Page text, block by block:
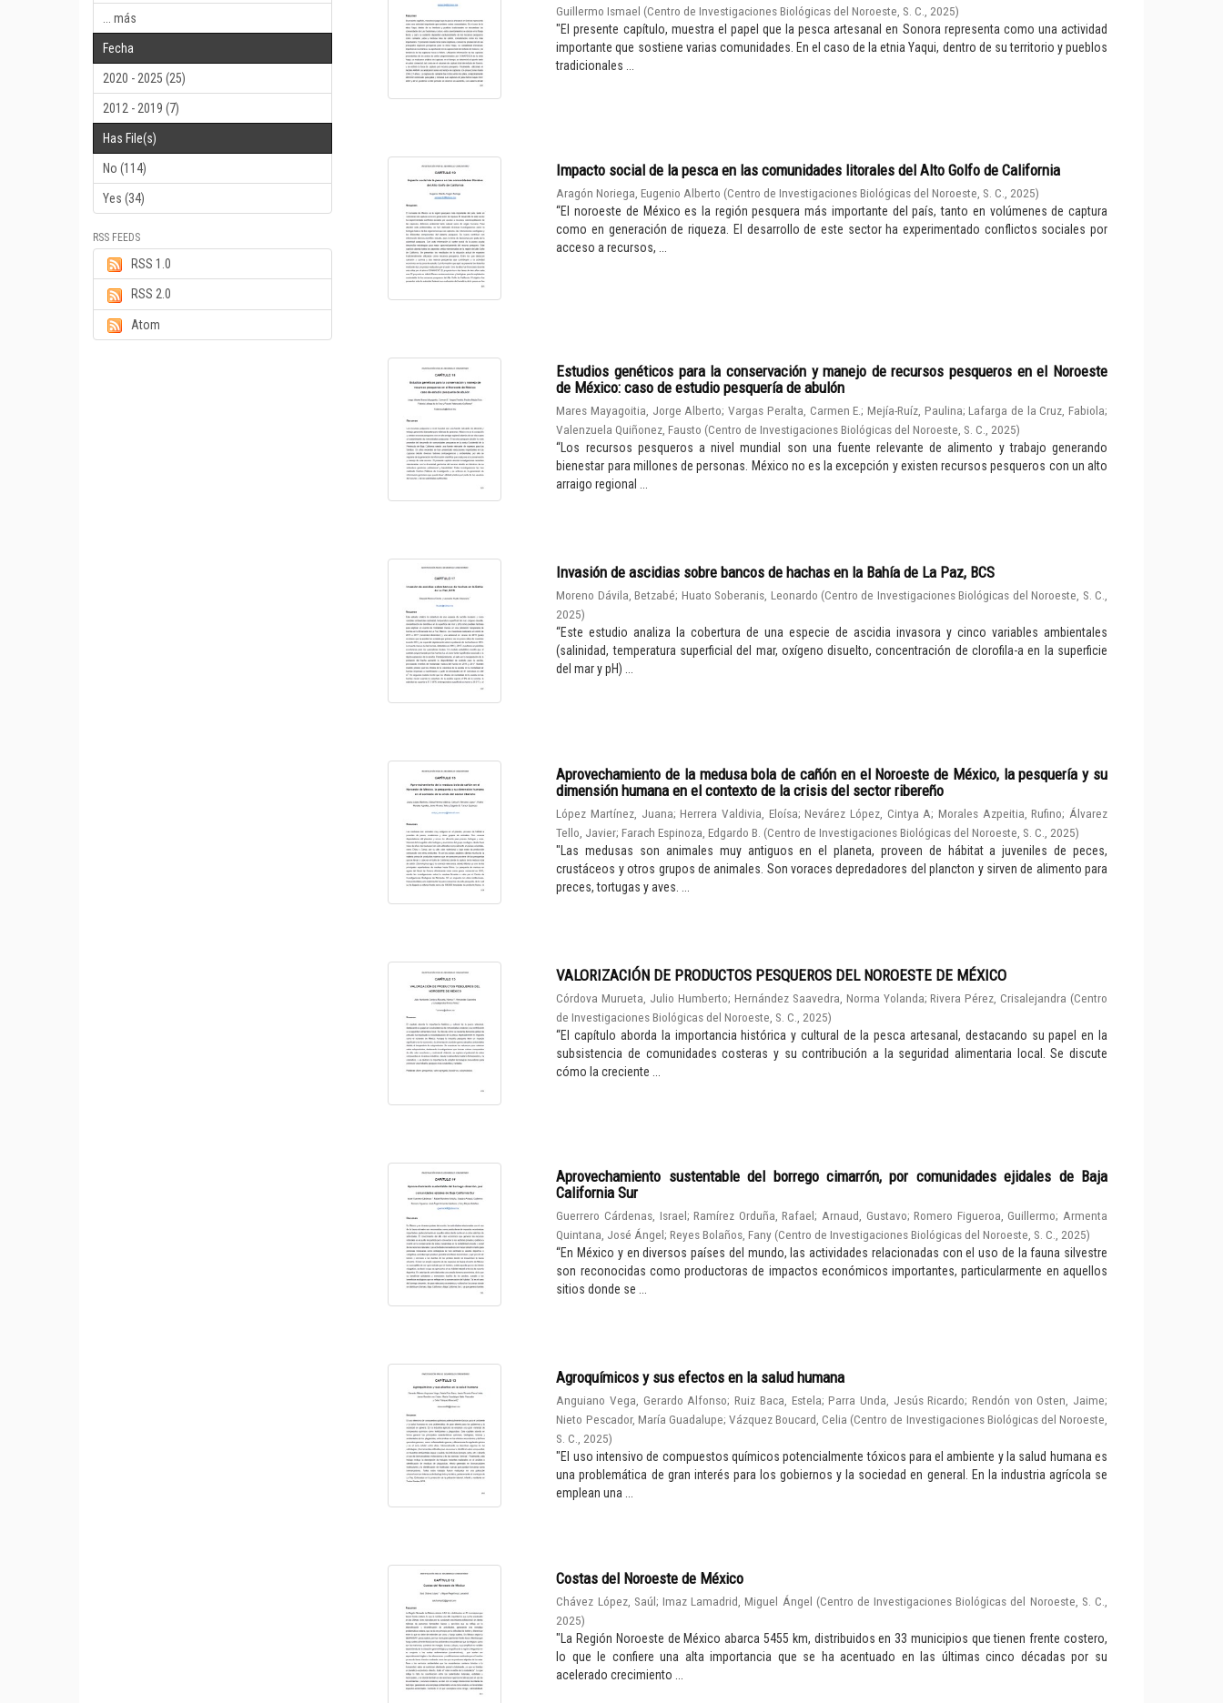
... más
Fecha
2020 - 2025 (25)
2012 - 2019 (7)
Has File(s)
No (114)
Yes (34)
RSS FEEDS
RSS 1.0
RSS 2.0
Atom
Guillermo Ismael (Centro de Investigaciones Biológicas del Noroeste, S. C. 2025)
"El presente capítulo, muestra el papel que la pesca artesanal en Sonora representa como una actividad
importante que sostiene varias comunidades. En el caso de la etnia Yaqui, dentro de su territorio y pueblos
tradicionales ...
Impacto social de la pesca en las comunidades litorales del Alto Golfo de California
Aragón Noriega, Eugenio Alberto (Centro de Investigaciones Biológicas del Noroeste, S. C. 2025)
“El noroeste de México es la región pesquera más importante del país, tanto en volúmenes de captura
como en generación de riqueza. El desarrollo de este sector ha experimentado conflictos sociales por
acceso a recursos, ...
Estudios genéticos para la conservación y manejo de recursos pesqueros en el Noroeste
de México: caso de estudio pesquería de abulón
Mares Mayagoitia, Jorge Alberto;Vargas Peralta, Carmen E.; Mejía-Ruíz, Paulina;Lafarga de la Cruz, Fabiola;
Valenzuela Quiñonez, Fausto (Centro de Investigaciones Biológicas del Noroeste, S. C., 2025)
“Los recursos pesqueros a nivel mundial son una fuente relevante de alimento y trabajo generando
bienestar para millones de personas. México no es la excepción y existen recursos pesqueros con un alto
arraigo regional ...
Invasión de ascidias sobre bancos de hachas en la Bahía de La Paz, BCS
Moreno Dávila, Betzabé; Huato Soberanis, Leonardo (Centro de Investigaciones Biológicas del Noroeste, S. C.,
2025)
“Este estudio analiza la cobertura de una especie de ascidia invasora y cinco variables ambientales
(salinidad, temperatura superficial del mar, oxígeno disuelto, concentración de clorofila-a en la superficie
del mar y pH) ...
Aprovechamiento de la medusa bola de cañón en el Noroeste de México, la pesquería y su
dimensión humana en el contexto de la crisis del sector ribereño
López Martínez, Juana;Herrera Valdivia, Eloísa;Nevárez López, Cintya A;Morales Azpeitia, Rufino; Álvarez
Tello, Javier;Farach Espinoza, Edgardo B. (Centro de Investigaciones Biológicas del Noroeste, S. C. 2025)
"Las medusas son animales muy antiguos en el planeta, proveen de hábitat a juveniles de peces,
crustáceos y otros grupos de animales. Son voraces depredadores del plancton y sirven de alimento para
preces, tortugas y aves. ...
VALORIZACIÓN DE PRODUCTOS PESQUEROS DEL NOROESTE DE MÉXICO
Córdova Murueta, Julio Humberto; Hernández Saavedra, Norma Yolanda;Rivera Pérez, Crisalejandra (Centro
de Investigaciones Biológicas del Noroeste, S. C.
2025)
“El capítulo aborda la importancia histórica y cultural de la pesca artesanal, destacando su papel en la
subsistencia de comunidades costeras y su contribución a la seguridad alimentaria local. Se discute
cómo la creciente ...
Aprovechamiento sustentable del borrego cimarrón, por comunidades ejidales de Baja
California Sur
Guerrero Cárdenas, Israel;Ramírez Orduña, Rafael; Arnaud, Gustavo;Romero Figueroa, Guillermo; Armenta
Quintana, José Ángel;Reyes Bolaños, Fany (Centro de Investigaciones Biológicas del Noroeste, S. C. 2025)
“En México y en diversos países del mundo, las actividades relacionadas con el uso de la fauna silvestre
son reconocidas como productoras de impactos económicos importantes, particularmente en aquellos
sitios donde se ...
Agroquímicos y sus efectos en la salud humana
Anguiano Vega, Gerardo Alfonso;Ruiz Baca, Estela;Parra Unda, Jesús Ricardo; Rendón von Osten, Jaime;
Nieto Pescador, María Guadalupe; Vázquez Boucard, Celia (Centro de Investigaciones Biológicas del Noroeste,
S. C.
2025)
"El uso intensivo de compuestos químicos potencialmente tóxicos para el ambiente y la salud humana es
una problemática de gran interés para los gobiernos y la sociedad en general. En la industria agrícola se
emplean una ...
Costas del Noroeste de México
Chávez López, Saúl; Imaz Lamadrid, Miguel Ángel (Centro de Investigaciones Biológicas del Noroeste, S. C.,
2025)
"La Región Noroeste de México abarca 5455 km, distribuidos en 33 municipios que tienen frente costero,
lo que le confiere una alta importancia que se ha acentuado en las últimas cinco décadas por su
acelerado crecimiento ...